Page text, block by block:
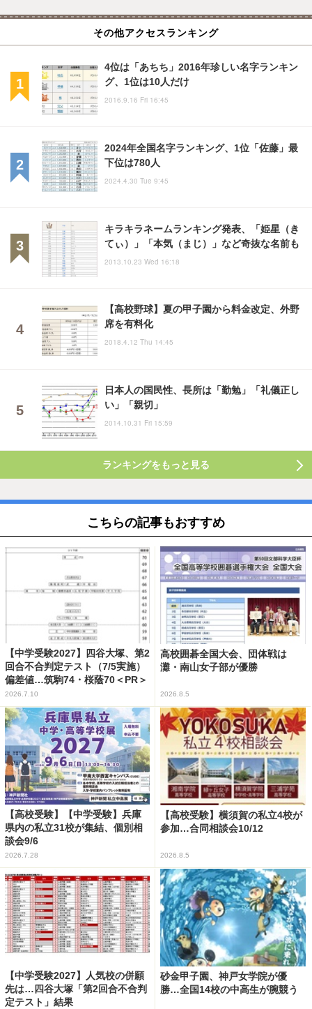
その他アクセスランキング
4位は「あちち」2016年珍しい名字ランキン
グ、1位は10人だけ
2016.9.16 Fri 16:45
2024年全国名字ランキング、1位「佐藤」最
下位は780人
2024.4.30 Tue 9:45
キラキラネームランキング発表、「姫星（き
てぃ）」「本気（まじ）」など奇抜な名前も
2013.10.23 Wed 16:18
【高校野球】夏の甲子園から料金改定、外野
席を有料化
2018.4.12 Thu 14:45
日本人の国民性、長所は「勤勉」「礼儀正し
い」「親切」
2014.10.31 Fri 15:59
ランキングをもっと見る
こちらの記事もおすすめ
【中学受験2027】四谷大塚、第2
回合不合判定テスト（7/5実施）
偏差値…筑駒74・桜蔭70＜PR＞
2026.7.10
高校囲碁全国大会、団体戦は
灘・南山女子部が優勝
2026.8.5
【高校受験】【中学受験】兵庫
県内の私立31校が集結、個別相
談会9/6
2026.7.28
【高校受験】横須賀の私立4校が
参加…合同相談会10/12
2026.8.5
【中学受験2027】人気校の併願
先は…四谷大塚「第2回合不合判
定テスト」結果
砂金甲子園、神戸女学院が優
勝…全国14校の中高生が腕競う